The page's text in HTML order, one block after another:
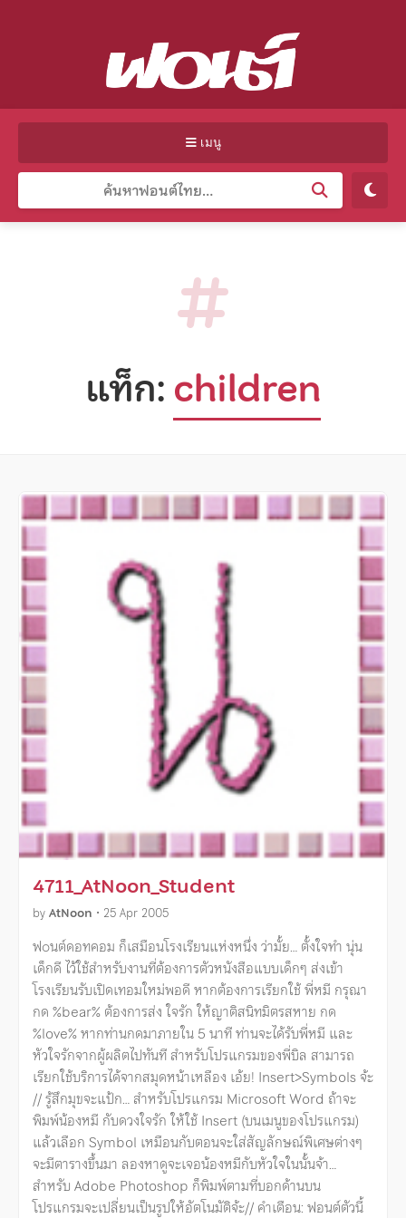
เมนู
แท็ก:children
4711_AtNoon_Student
byAtNoon • 25 Apr 2005
ฟ๐นต์ดอทคอม ก็เสมือนโรงเรียนแห่งหนึ่ง ว่ามั้ย… ตั้งใจทำ นุ่น
เด็กดี ไว้ใช้สำหรับงานที่ต้องการตัวหนังสือแบบเด็กๆ ส่งเข้า
โรงเรียนรับเปิดเทอมใหม่พอดี หากต้องการเรียกใช้ พี่หมี กรุณา
กด %bear% ต้องการส่ง ใจรัก ให้ญาติสนิทมิตรสหาย กด
%love% หากท่านกดมาภายใน 5 นาที ท่านจะได้รับพี่หมี และ
หัวใจรักจากผู้ผลิตไปทันที สำหรับโปรแกรมของพี่บิล สามารถ
เรียกใช้บริการได้จากสมุดหน้าเหลือง เอ้ย! Insert>Symbols จ้ะ
// รู้สึกมุขจะแป้ก… สำหรับโปรแกรม Microsoft Word ถ้าจะ
พิมพ์น้องหมี กับดวงใจรัก ให้ใช้ Insert (บนเมนูของโปรแกรม)
แล้วเลือก Symbol เหมือนกับตอนจะใส่สัญลักษณ์พิเศษต่างๆ
จะมีตารางขึ้นมา ลองหาดูจะเจอน้องหมีกับหัวใจในนั้นจ้า…
สำหรับ Adobe Photoshop ก็พิมพ์ตามที่บอกด้านบน
โปรแกรมจะเปลี่ยนเป็นรูปให้อัตโนมัติจ้ะ// คำเตือน: ฟอนต์ตัวนี้